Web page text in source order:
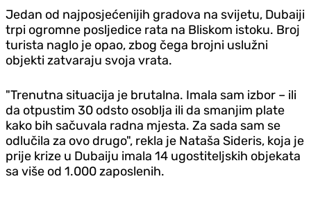
Jedan od najposjećenijih gradova na svijetu, Dubaiji
trpi ogromne posljedice rata na Bliskom istoku. Broj
turista naglo je opao, zbog čega brojni uslužni
objekti zatvaraju svoja vrata.
"Trenutna situacija je brutalna. Imala sam izbor – ili
da otpustim 30 odsto osoblja ili da smanjim plate
kako bih sačuvala radna mjesta. Za sada sam se
odlučila za ovo drugo", rekla je Nataša Sideris, koja je
prije krize u Dubaiju imala 14 ugostiteljskih objekata
sa više od 1.000 zaposlenih.